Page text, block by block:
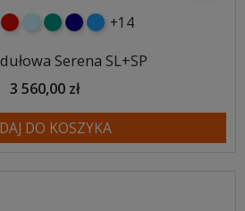
czerwony
błękitnyturkusowy
granatowy
niebieski
+14
Serena SL+SP
3 560,00 zł
DO KOSZYKA